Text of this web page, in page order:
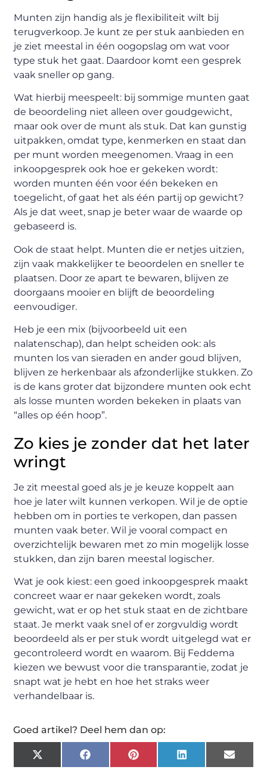
Munten zijn handig als je flexibiliteit wilt bij
terugverkoop. Je kunt ze per stuk aanbieden en
je ziet meestal in één oogopslag om wat voor
type stuk het gaat. Daardoor komt een gesprek
vaak sneller op gang.
Wat hierbij meespeelt: bij sommige munten gaat
de beoordeling niet alleen over goudgewicht,
maar ook over de munt als stuk. Dat kan gunstig
uitpakken, omdat type, kenmerken en staat dan
per munt worden meegenomen. Vraag in een
inkoopgesprek ook hoe er gekeken wordt:
worden munten één voor één bekeken en
toegelicht, of gaat het als één partij op gewicht?
Als je dat weet, snap je beter waar de waarde op
gebaseerd is.
Ook de staat helpt. Munten die er netjes uitzien,
zijn vaak makkelijker te beoordelen en sneller te
plaatsen. Door ze apart te bewaren, blijven ze
doorgaans mooier en blijft de beoordeling
eenvoudiger.
Heb je een mix (bijvoorbeeld uit een
nalatenschap), dan helpt scheiden ook: als
munten los van sieraden en ander goud blijven,
blijven ze herkenbaar als afzonderlijke stukken. Zo
is de kans groter dat bijzondere munten ook echt
als losse munten worden bekeken in plaats van
“alles op één hoop”.
Zo kies je zonder dat het later
wringt
Je zit meestal goed als je je keuze koppelt aan
hoe je later wilt kunnen verkopen. Wil je de optie
hebben om in porties te verkopen, dan passen
munten vaak beter. Wil je vooral compact en
overzichtelijk bewaren met zo min mogelijk losse
stukken, dan zijn baren meestal logischer.
Wat je ook kiest: een goed inkoopgesprek maakt
concreet waar er naar gekeken wordt, zoals
gewicht, wat er op het stuk staat en de zichtbare
staat. Je merkt vaak snel of er zorgvuldig wordt
beoordeeld als er per stuk wordt uitgelegd wat er
gecontroleerd wordt en waarom. Bij Feddema
kiezen we bewust voor die transparantie, zodat je
snapt wat je hebt en hoe het straks weer
verhandelbaar is.
Goed artikel? Deel hem dan op:
X
(Twitter)
FacebookPinterestLinkedIn Email